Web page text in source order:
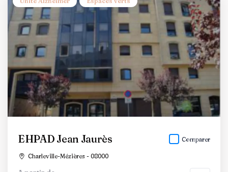
EHPAD Jean Jaurès
Charleville-Mézières - 08000
Comparer